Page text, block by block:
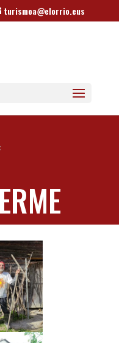
turismoa@elorrio.eus